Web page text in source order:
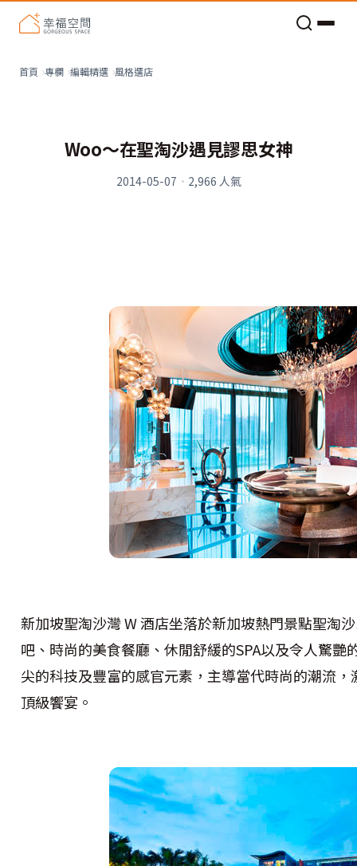
首頁 專欄 編輯精選 風格選店
Woo〜在聖淘沙遇見謬思女神
2014-05-07 · 2,966 人氣
新加坡聖淘沙灣 W 酒店坐落於新加坡熱門景點聖淘
吧、時尚的美食餐廳、休閒舒緩的SPA以及令人驚
尖的科技及豐富的感官元素，主導當代時尚的潮流
頂級饗宴。